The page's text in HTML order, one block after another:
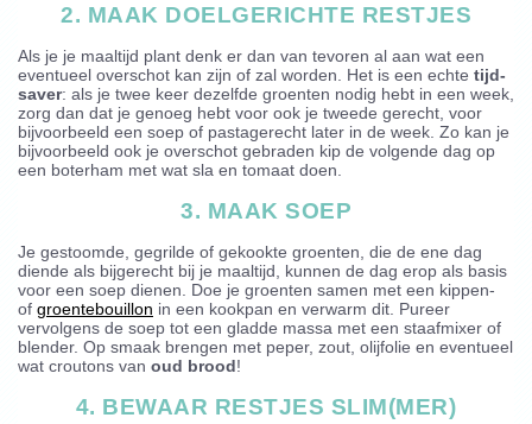
2. MAAK DOELGERICHTE RESTJES
Als je je maaltijd plant denk er dan van tevoren al aan wat een
eventueel overschot kan zijn of zal worden. Het is een echte tijd-
saver: als je twee keer dezelfde groenten nodig hebt in een week,
zorg dan dat je genoeg hebt voor ook je tweede gerecht, voor
bijvoorbeeld een soep of pastagerecht later in de week. Zo kan je
bijvoorbeeld ook je overschot gebraden kip de volgende dag op
een boterham met wat sla en tomaat doen.
3. MAAK SOEP
Je gestoomde, gegrilde of gekookte groenten, die de ene dag
diende als bijgerecht bij je maaltijd, kunnen de dag erop als basis
voor een soep dienen. Doe je groenten samen met een kippen-
of groentebouillon in een kookpan en verwarm dit. Pureer
vervolgens de soep tot een gladde massa met een staafmixer of
blender. Op smaak brengen met peper, zout, olijfolie en eventueel
wat croutons van oud brood!
4. BEWAAR RESTJES SLIM(MER)